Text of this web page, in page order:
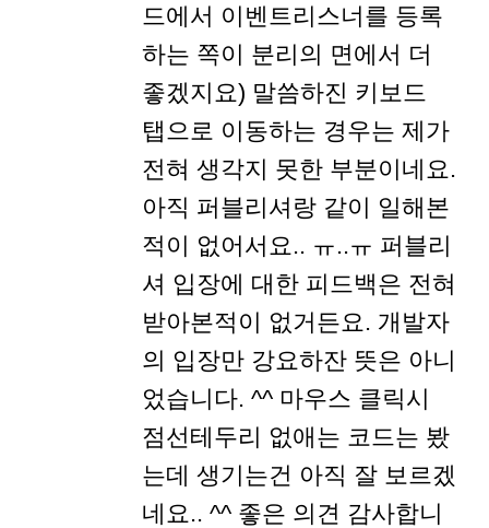
드에서 이벤트리스너를 등록
하는 쪽이 분리의 면에서 더
좋겠지요) 말씀하진 키보드
탭으로 이동하는 경우는 제가
전혀 생각지 못한 부분이네요.
아직 퍼블리셔랑 같이 일해본
적이 없어서요.. ㅠ..ㅠ 퍼블리
셔 입장에 대한 피드백은 전혀
받아본적이 없거든요. 개발자
의 입장만 강요하잔 뜻은 아니
었습니다. ^^ 마우스 클릭시
점선테두리 없애는 코드는 봤
는데 생기는건 아직 잘 보르겠
네요.. ^^ 좋은 의견 감사합니